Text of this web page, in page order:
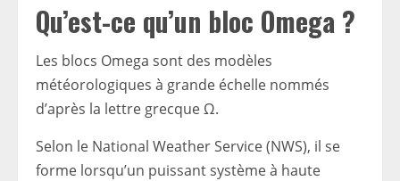
Qu’est-ce qu’un bloc Omega ?
Les blocs Omega sont des modèles
météorologiques à grande échelle nommés
d’après la lettre grecque Ω.
Selon le National Weather Service (NWS), il se
forme lorsqu’un puissant système à haute